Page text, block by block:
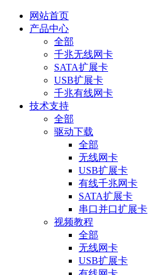
网站首页
产品中心
全部
千兆无线网卡
SATA扩展卡
USB扩展卡
千兆有线网卡
技术支持
全部
驱动下载
全部
无线网卡
USB扩展卡
有线千兆网卡
SATA扩展卡
串口并口扩展卡
视频教程
全部
无线网卡
USB扩展卡